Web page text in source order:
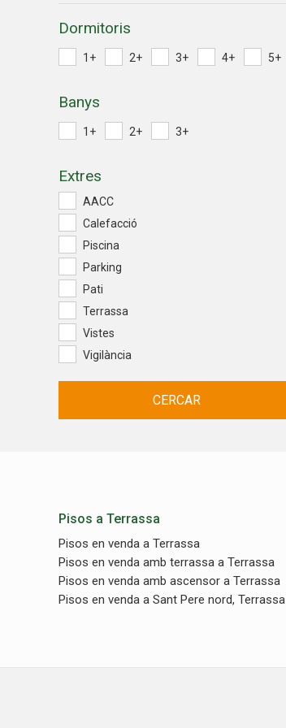
Dormitoris
1+ 2+ 3+ 4+ 5+
Banys
1+ 2+ 3+
Extres
AACC
Calefacció
Piscina
Parking
Pati
Terrassa
Vistes
Vigilància
CERCAR
Pisos a Terrassa
Pisos en venda a Terrassa
Pisos en venda amb terrassa a Terrassa
Pisos en venda amb ascensor a Terrassa
Pisos en venda a Sant Pere nord, Terrassa